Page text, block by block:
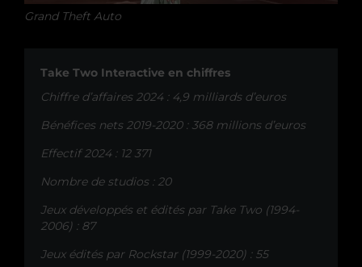
Grand Theft Auto
Take Two Interactive en chiffres
Chiffre d’affaires 2024 : 4,9 milliards d’euros
Bénéfices nets 2019-2020 : 368 millions d’euros
Effectif 2024 : 12 371
Nombre de studios : 20
Jeux développés et édités par Take Two (1994-
2006) : 87
Jeux édités par Rockstar (1999-2020) : 55